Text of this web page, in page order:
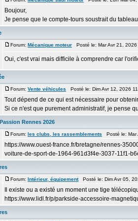
Boujour,
Je pense que le compte-tours soustrait du
Forum: Mécanique moteur Posté le: Mar Avr 21,
Oui, c'est vrai mais difficile à comprendre car
Forum: Vente véhicules Posté le: Dim Avr 12, 2026
Tout dépend de ce qui est nécessaire pour
Si ce n'est que purement administratif, je pense
Rennes 2026
Forum: les clubs, les rassemblements Posté le:
https://www.ouest-france.fr/bretagne/rennes-
voiture-de-sport-de-1964-961d3f4e-3037-11f1-
Forum: Intérieur, équipementPosté le: Dim Avr 05,
Il existe ou a existé un moment une tige
https://www.lidl.fr/p/parkside-accessoire-